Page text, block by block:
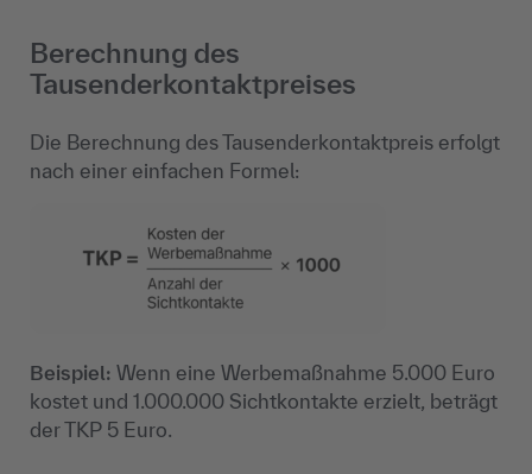
Berechnung des
Tausenderkontaktpreises
Die Berechnung des Tausenderkontaktpreis erfolgt
nach einer einfachen Formel:
Beispiel: Wenn eine Werbemaßnahme 5.000 Euro
kostet und 1.000.000 Sichtkontakte erzielt, beträgt
der TKP 5 Euro.